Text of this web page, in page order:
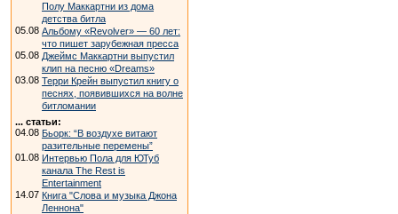
Полу Маккартни из дома
детства битла
05.08 Альбому «Revolver» — 60 лет:
что пишет зарубежная пресса
05.08 Джеймс Маккартни выпустил
клип на песню «Dreams»
03.08 Терри Крейн выпустил книгу о
песнях, появившихся на волне
битломании
... статьи:
04.08 Бьорк: “В воздухе витают
разительные перемены”
01.08 Интервью Пола для ЮТуб
канала The Rest is
Entertainment
14.07 Книга "Слова и музыка Джона
Леннона"